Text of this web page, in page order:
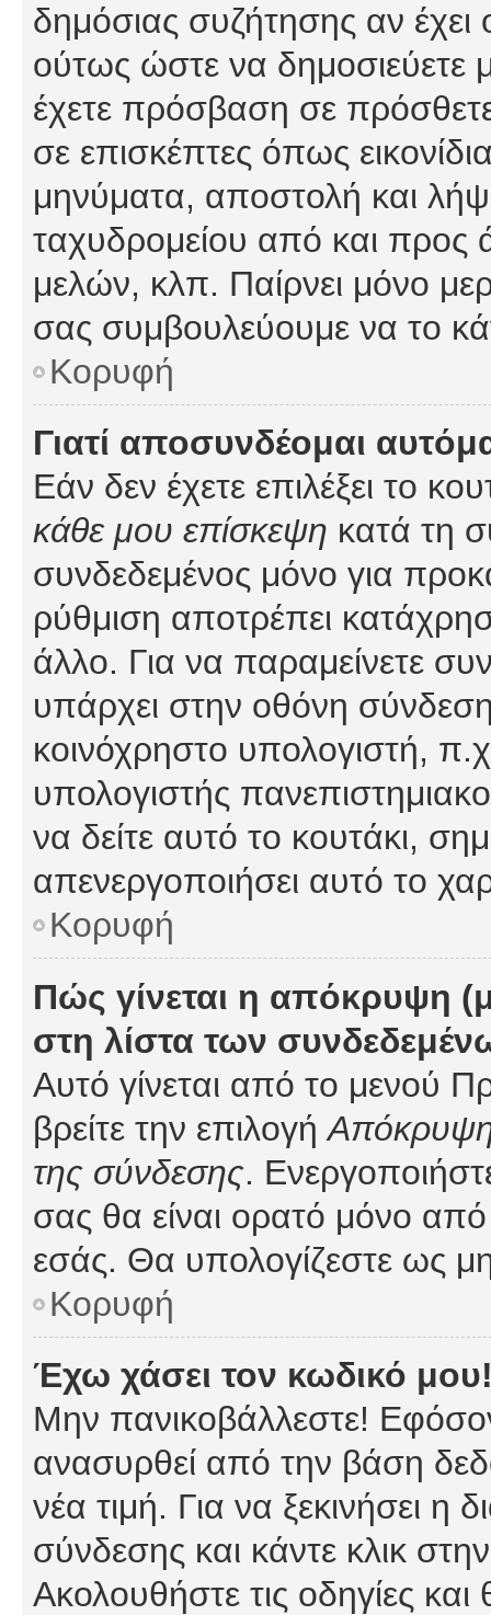
δημόσιας συζήτησης αν έχει
ούτως ώστε να δημοσιεύετε
έχετε πρόσβαση σε
σε επισκέπτες όπως
μηνύματα, αποστολή και
ταχυδρομείου από και προς
μελών, κλπ. Παίρνει μόνο
σας συμβουλεύουμε να το
Κορυφή
Γιατί αποσυνδέομαι
Εάν δεν έχετε επιλέξει το
κάθε μου επίσκεψη κατά τη
συνδεδεμένος μόνο για
ρύθμιση αποτρέπει
άλλο. Για να παραμείνετε
υπάρχει στην οθόνη
κοινόχρηστο υπολογιστή,
υπολογιστής
να δείτε αυτό το κουτάκι,
απενεργοποιήσει αυτό το
Κορυφή
Πώς γίνεται η απόκρυψη
στη λίστα των
Αυτό γίνεται από το μενού
βρείτε την επιλογήΑπόκρυψη
της σύνδεσης.
σας θα είναι ορατό μόνο από
εσάς. Θα υπολογίζεστε ως
Κορυφή
Έχω χάσει τον κωδικό
Μην πανικοβάλλεστε!
ανασυρθεί από την βάση
νέα τιμή. Για να ξεκινήσει η
σύνδεσης και κάντε κλικ
Ακολουθήστε τις οδηγίες